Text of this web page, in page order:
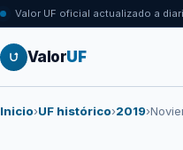
Valor UF oficial actualizado a
ValorUF
Inicio›UF histórico›2019›